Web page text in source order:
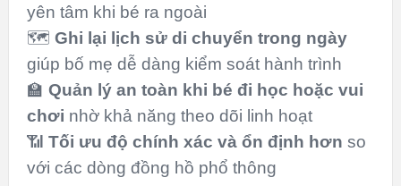
yên tâm khi bé ra ngoài
🗺️ Ghi lại lịch sử di chuyển trong ngày
giúp bố mẹ dễ dàng kiểm soát hành trình
🏫 Quản lý an toàn khi bé đi học hoặc vui
chơi nhờ khả năng theo dõi linh hoạt
📶 Tối ưu độ chính xác và ổn định hơn so
với các dòng đồng hồ phổ thông